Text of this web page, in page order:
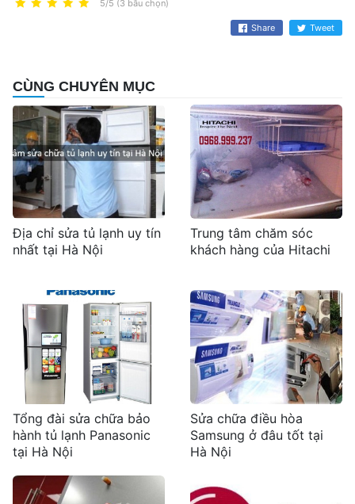
5/5 (3 bầu chọn)
Share Tweet
CÙNG CHUYÊN MỤC
Địa chỉ sửa tủ lạnh uy tín
nhất tại Hà Nội
Trung tâm chăm sóc
khách hàng của Hitachi
Tổng đài sửa chữa bảo
hành tủ lạnh Panasonic
tại Hà Nội
Sửa chữa điều hòa
Samsung ở đâu tốt tại
Hà Nội